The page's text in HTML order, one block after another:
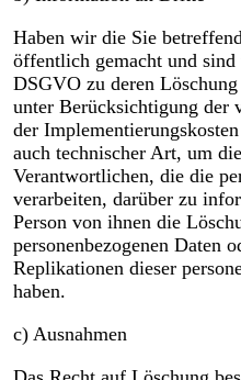
Haben wir die Sie
öffentlich gemacht und
DSGVO zu deren
unter Berücksichtigung der
der
auch technischer Art, um
Verantwortlichen, die die
verarbeiten, darüber zu
Person von ihnen die
personenbezogenen Daten
Replikationen dieser
haben.
c) Ausnahmen